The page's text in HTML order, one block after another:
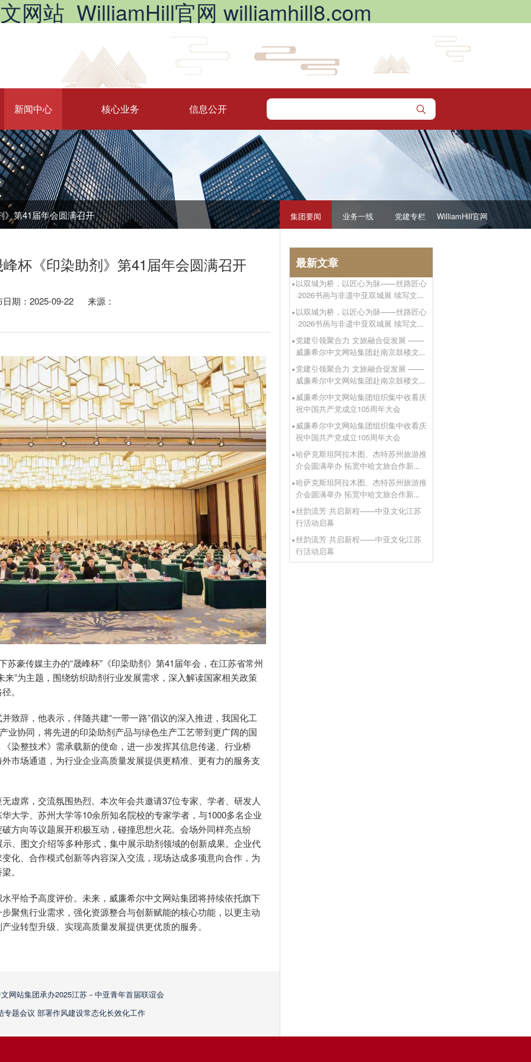
网站_WilliamHill官网 williamhill8.com
新闻中心 核心业务 信息公开
第41届年会圆满召开 集团要闻 业务一线 党建专栏 WilliamHill官网
杯《印染助剂》第41届年会圆满召开
日期：2025-09-22 来源：
苏豪传媒主办的“晟峰杯”《印染助剂》第41届年会，在江苏省常州
”为主题，围绕纺织助剂行业发展需求，深入解读国家相关政策
。
致辞，他表示，伴随共建“一带一路”倡议的深入推进，我国化工
业协同，将先进的印染助剂产品与绿色生产工艺带到更广阔的国
染整技术》需承载新的使命，进一步发挥其信息传递、行业桥
市场通道，为行业企业高质量发展提供更精准、更有力的服务支
虚席，交流氛围热烈。本次年会共邀请37位专家、学者、研发人
大学、苏州大学等10余所知名院校的专家学者，与1000多名企业
方向等议题展开积极互动，碰撞思想火花。会场外同样亮点纷
、图文介绍等多种形式，集中展示助剂领域的创新成果。企业代
化、合作模式创新等内容深入交流，现场达成多项意向合作，为
。
平给予高度评价。未来，威廉希尔中文网站集团将持续依托旗下
聚焦行业需求，强化资源整合与创新赋能的核心功能，以更主动
业转型升级、实现高质量发展提供更优质的服务。
网站集团承办2025江苏－中亚青年首届联谊会
题会议 部署作风建设常态化长效化工作
最新文章
以双城为桥，以匠心为脉——丝路匠心
·2026书画与非遗中亚双城展 续写文明
互鉴新篇章
以双城为桥，以匠心为脉——丝路匠心
·2026书画与非遗中亚双城展 续写文明
互鉴新篇章
党建引领聚合力 文旅融合促发展 ——
威廉希尔中文网站集团赴南京鼓楼文旅
集团开展支部共建活动
党建引领聚合力 文旅融合促发展 ——
威廉希尔中文网站集团赴南京鼓楼文旅
集团开展支部共建活动
威廉希尔中文网站集团组织集中收看庆
祝中国共产党成立105周年大会
威廉希尔中文网站集团组织集中收看庆
祝中国共产党成立105周年大会
哈萨克斯坦阿拉木图、杰特苏州旅游推
介会圆满举办 拓宽中哈文旅合作新通
道
哈萨克斯坦阿拉木图、杰特苏州旅游推
介会圆满举办 拓宽中哈文旅合作新通
道
丝韵流芳 共启新程——中亚文化江苏
行活动启幕
丝韵流芳 共启新程——中亚文化江苏
行活动启幕